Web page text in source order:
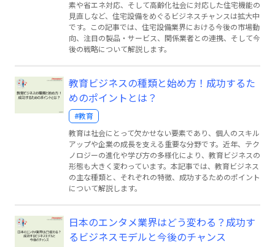
素や省エネ対応、そして高齢化社会に対応した住宅機能の
見直しなど、住宅設備をめぐるビジネスチャンスは拡大中
です。この記事では、住宅設備業界における今後の市場動
向、注目の製品・サービス、関係業者との連携、そして今
後の戦略について解説します。
教育ビジネスの種類と始め方！成功するた
めのポイントとは？
#教育
教育は社会にとって欠かせない要素であり、個人のスキル
アップや企業の成長を支える重要な分野です。近年、テク
ノロジーの進化や学び方の多様化により、教育ビジネスの
形態も大きく変わっています。本記事では、教育ビジネス
の主な種類と、それぞれの特徴、成功するためのポイント
について解説します。
日本のエンタメ業界はどう変わる？成功す
るビジネスモデルと今後のチャンス